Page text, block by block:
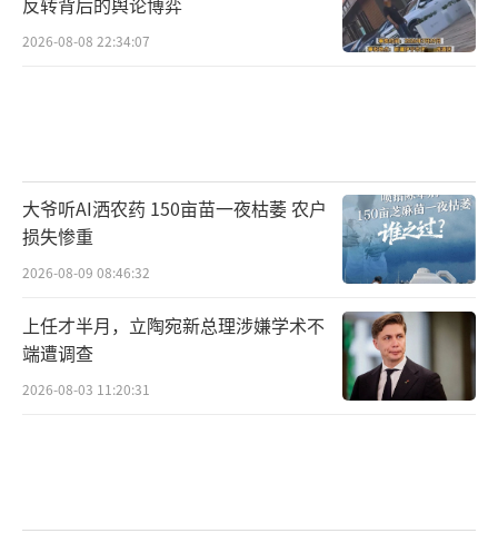
2026-08-08 22:34:07
大爷听AI洒农药 150亩苗一夜枯萎 农户
损失惨重
2026-08-09 08:46:32
上任才半月，立陶宛新总理涉嫌学术不
端遭调查
2026-08-03 11:20:31